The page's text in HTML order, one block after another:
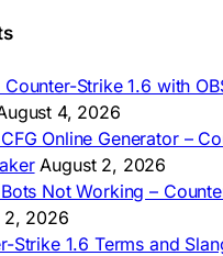
CS 1.6
1.6 af
CS 1.6
Edición Arg
1.6
CS 1.6
Counter-Strike 1.6 with
4, 2026
Online Generator –
August 2, 2026
Not Working –
2, 2026
Strike 1.6 Terms and